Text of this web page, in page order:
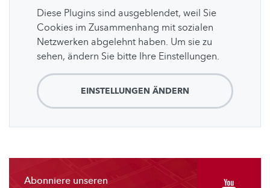
Diese Plugins sind ausgeblendet, weil Sie
Cookies im Zusammenhang mit sozialen
Netzwerken abgelehnt haben. Um sie zu
sehen, ändern Sie bitte Ihre Einstellungen.
EINSTELLUNGEN ÄNDERN
Abonniere unseren